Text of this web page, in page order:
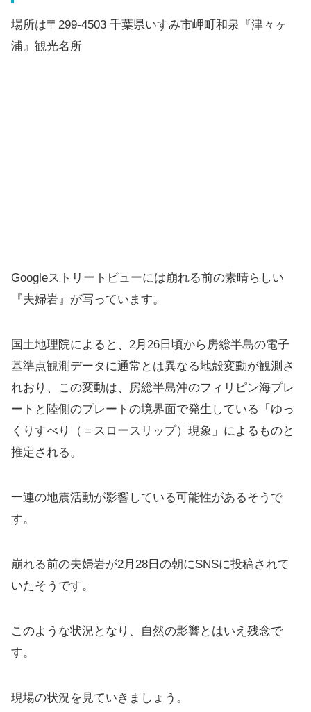
場所は〒299-4503 千葉県いすみ市岬町和泉『津々ヶ
浦』観光名所
Googleストリートビューには崩れる前の素晴らしい
『夫婦岩』が写っています。
国土地理院によると、2月26日頃から房総半島の電子
基準点観測データに通常とは異なる地殻変動が観測さ
れおり、この変動は、房総半島沖のフィリピン海プレ
ートと陸側のプレートの境界面で発生している「ゆっ
くりすべり（＝スロースリップ）現象」によるものと
推定される。
一連の地震活動が影響している可能性があるそうで
す。
崩れる前の夫婦岩が2月28日の朝にSNSに投稿されて
いたそうです。
このような状況となり、自然の影響とはいえ残念で
す。
現場の状況を見ていきましょう。